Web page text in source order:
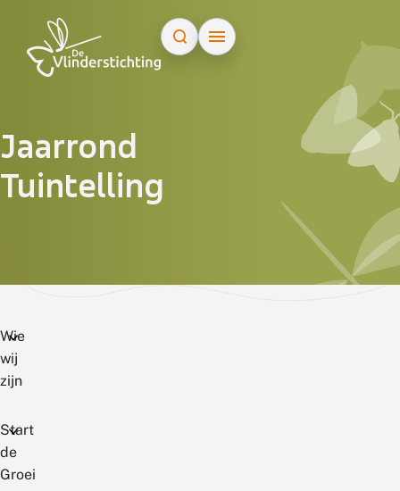
Jaarrond
Tuintelling
Wie
wij
zijn
Start
de
Groei